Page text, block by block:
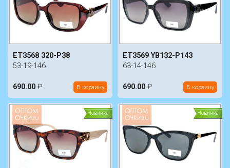
ET3568 320-P38
53-19-146
690.00 ₽ В корзину
ET3569 YB132-P143
63-14-146
690.00 ₽ В корзину
Новинка Новинка